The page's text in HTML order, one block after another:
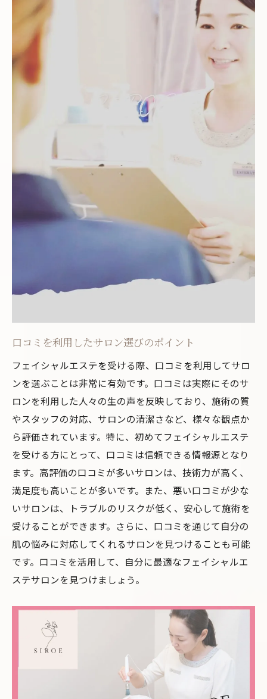
フェイシャルエステと併用する美容法
フェイシャルエステ体験後の効果を最大化する
サロンで受けるアフターフォローサービス
効果を高めるための生活習慣の見直し
プロのアドバイスを活用する方法
熊本県でのフェイシャルエステ体験者の声とそ
の効果
実際に体験した人々の感想
フェイシャルエステの長期的な効果
フェイシャルエステ初回熊本県での成功するサ
ロンの選び方
初心者向けのサロンを選ぶ基準
初回限定プランを活用する方法
施術前に確認するべきサロンの詳細
人気サロンの予約方法とタイミング
カウンセリングで確認すべきポイント
初回施術で気をつけるべきこと
口コミを利用したサロン選びのポイント
フェイシャルエステを受ける際、口コミを利用してサロ
ンを選ぶことは非常に有効です。口コミは実際にそのサ
ロンを利用した人々の生の声を反映しており、施術の質
やスタッフの対応、サロンの清潔さなど、様々な観点か
ら評価されています。特に、初めてフェイシャルエステ
を受ける方にとって、口コミは信頼できる情報源となり
ます。高評価の口コミが多いサロンは、技術力が高く、
満足度も高いことが多いです。また、悪い口コミが少な
いサロンは、トラブルのリスクが低く、安心して施術を
受けることができます。さらに、口コミを通じて自分の
肌の悩みに対応してくれるサロンを見つけることも可能
です。口コミを活用して、自分に最適なフェイシャルエ
ステサロンを見つけましょう。